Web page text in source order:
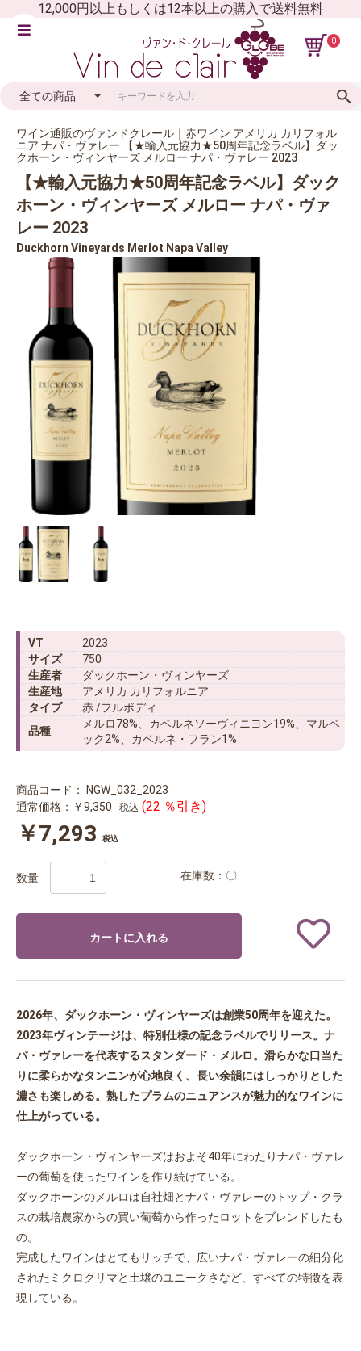
12,000円以上もしくは12本以上の購入で送料無料
0
ワイン通販のヴァンドクレール｜赤ワイン アメリカ カリフォル
ニア ナパ・ヴァレー 【★輸入元協力★50周年記念ラベル】ダッ
クホーン・ヴィンヤーズ メルロー ナパ・ヴァレー 2023
【★輸入元協力★50周年記念ラベル】ダック
ホーン・ヴィンヤーズ メルロー ナパ・ヴァ
レー 2023
Duckhorn Vineyards Merlot Napa Valley
VT
2023
サイズ
750
生産者
ダックホーン・ヴィンヤーズ
生産地
アメリカ カリフォルニア
タイプ
赤 /フルボディ
品種
メルロ78%、カベルネソーヴィニヨン19%、マルベ
ック2%、カベルネ・フラン1%
商品コード：
NGW_032_2023
通常価格： ￥9,350 税込 (22 ％引き)
￥7,293 税込
数量 在庫数：〇
カートに入れる
2026年、ダックホーン・ヴィンヤーズは創業50周年を迎えた。
2023年ヴィンテージは、特別仕様の記念ラベルでリリース。ナ
パ・ヴァレーを代表するスタンダード・メルロ。滑らかな口当た
りに柔らかなタンニンが心地良く、長い余韻にはしっかりとした
濃さも楽しめる。熟したプラムのニュアンスが魅力的なワインに
仕上がっている。
ダックホーン・ヴィンヤーズはおよそ40年にわたりナパ・ヴァレ
ーの葡萄を使ったワインを作り続けている。
ダックホーンのメルロは自社畑とナパ・ヴァレーのトップ・クラ
スの栽培農家からの買い葡萄から作ったロットをブレンドしたも
の。
完成したワインはとてもリッチで、広いナパ・ヴァレーの細分化
されたミクロクリマと土壌のユニークさなど、すべての特徴を表
現している。